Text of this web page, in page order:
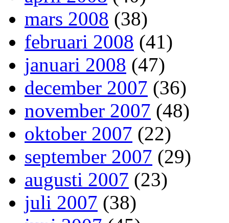
mars 2008 (38)
februari 2008 (41)
januari 2008 (47)
december 2007 (36)
november 2007 (48)
oktober 2007 (22)
september 2007 (29)
augusti 2007 (23)
juli 2007 (38)